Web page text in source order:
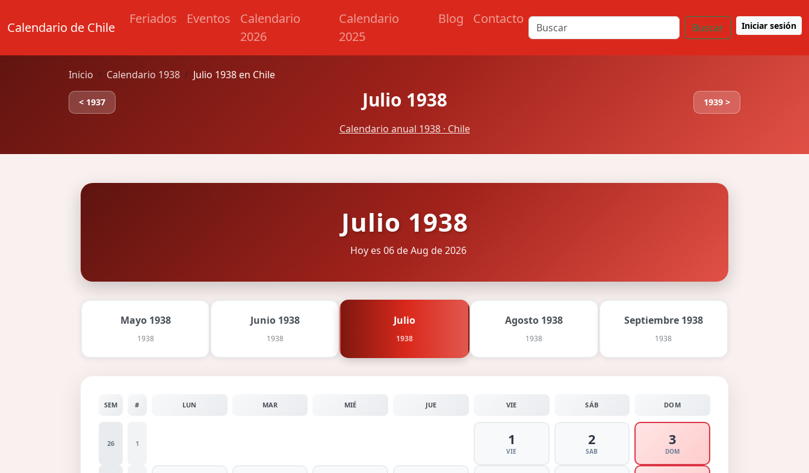
Calendario de Chile
Feriados Eventos
Calendario
2026
Calendario
2025
Blog Contacto
Buscar Iniciar sesión
Inicio Calendario 1938 Julio 1938 en Chile
< 1937 Julio 1938 1939 >
Calendario anual 1938 · Chile
Julio 1938
Hoy es 06 de Aug de 2026
Mayo 1938
1938
Junio 1938
1938
Julio
1938
Agosto 1938
1938
Septiembre 1938
1938
SEM # LUN MAR MIÉ JUE VIE SÁB DOM
26 1 1
VIE
2
SAB
3
DOM